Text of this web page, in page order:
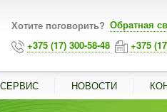
Хотите поговорить? Обратная
+375 (17) 300-58-48
+375
СЕРВИС НОВОСТИ